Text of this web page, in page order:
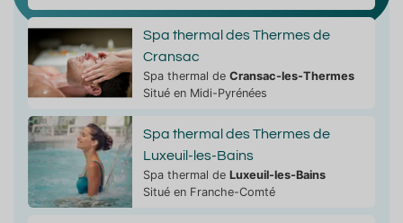
Spa thermal des Thermes de
Cransac
Spa thermal de Cransac-les-Thermes
Situé en Midi-Pyrénées
Spa thermal des Thermes de
Luxeuil-les-Bains
Spa thermal de Luxeuil-les-Bains
Situé en Franche-Comté